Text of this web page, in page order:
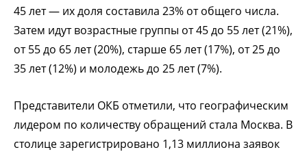
45 лет — их доля составила 23% от общего числа.
Затем идут возрастные группы от 45 до 55 лет (21%),
от 55 до 65 лет (20%), старше 65 лет (17%), от 25 до
35 лет (12%) и молодежь до 25 лет (7%).
Представители ОКБ отметили, что географическим
лидером по количеству обращений стала Москва. В
столице зарегистрировано 1,13 миллиона заявок